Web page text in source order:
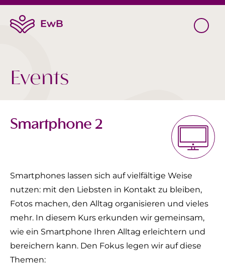
Events
Smartphone 2
Smartphones lassen sich auf vielfältige Weise
nutzen: mit den Liebsten in Kontakt zu bleiben,
Fotos machen, den Alltag organisieren und vieles
mehr. In diesem Kurs erkunden wir gemeinsam,
wie ein Smartphone Ihren Alltag erleichtern und
bereichern kann. Den Fokus legen wir auf diese
Themen: